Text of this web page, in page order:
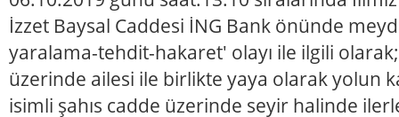
İzzet Baysal Caddesi İNG Bank önünde
yaralama-tehdit-hakaret' olayı ile ilgili
üzerinde ailesi ile birlikte yaya olarak yolun
isimli şahıs cadde üzerinde seyir halinde